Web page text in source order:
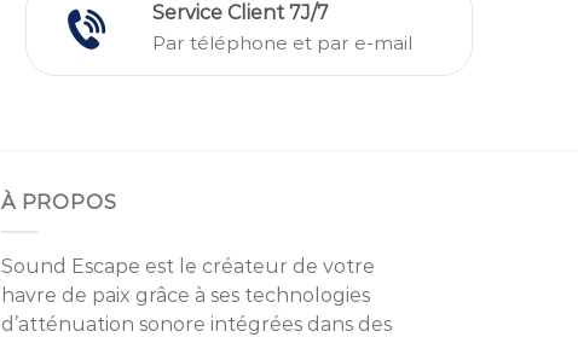
Service Client 7J/7
Par téléphone et par e-mail
À PROPOS
Sound Escape est le créateur de votre
havre de paix grâce à ses technologies
d’atténuation sonore intégrées dans des